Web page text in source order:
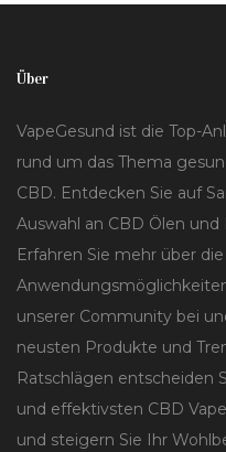
Über
VapeGesund ist die Top-
rund um das Thema
CBD. Entdecken Sie auf
Auswahl an CBD Ölen
Erfahren Sie mehr über
unserer Community bei
neusten Produkte und
Ratschlägen entscheiden
und effektivsten CBD
und steigern Sie Ihr